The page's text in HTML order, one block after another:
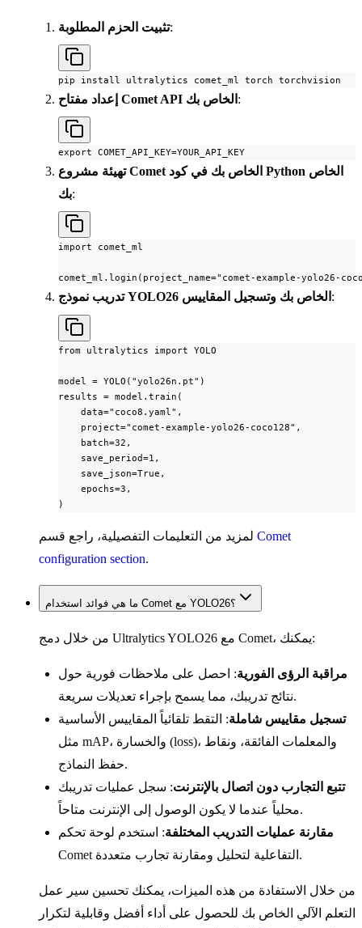
تثبيت الحزم المطلوبة:
pip install ultralytics comet_ml torch torchvision
إعداد مفتاح Comet API الخاص بك :
export COMET_API_KEY=YOUR_API_KEY
تهيئة مشروع Comet الخاص بك في كود Python الخاص
بك:
import comet_ml
comet_ml.login(project_name="comet-example-yolo26-
تدريب نموذج YOLO26 الخاص بك وتسجيل المقاييس :
from ultralytics import YOLO
model = YOLO("yolo26n.pt")
results = model.train(
    data="coco8.yaml",
    project="comet-example-yolo26-coco128",
    batch=32,
    save_period=1,
    save_json=True,
    epochs=3,
)
Comet
configuration section.
ما هي فوائد استخدام Comet مع YOLO26؟
من خلال دمج Ultralytics YOLO26 مع Comet، يمكنك:
مراقبة الرؤى الفورية: احصل على ملاحظات فورية حول
نتائج تدريبك، مما يسمح بإجراء تعديلات سريعة.
تسجيل مقاييس شاملة: التقط تلقائياً المقاييس الأساسية
مثل mAP، والخسارة (loss)، والمعلمات الفائقة، ونقاط
حفظ النماذج.
تتبع التجارب دون اتصال بالإنترنت: سجل عمليات تدريبك
محلياً عندما لا يكون الوصول إلى الإنترنت متاحاً.
مقارنة عمليات التدريب المختلفة: استخدم لوحة تحكم
Comet التفاعلية لتحليل ومقارنة تجارب متعددة.
من خلال الاستفادة من هذه الميزات، يمكنك تحسين سير عمل
التعلم الآلي الخاص بك للحصول على أداء أفضل وقابلية لتكرار